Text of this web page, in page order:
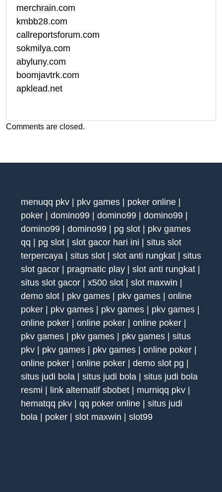
merchrain.com
kmbb28.com
callreportsforum.com
sokmilya.com
abyluny.com
boomjavtrk.com
apklead.net
Comments are closed.
menuqq pkv pkv games poker online
poker
domino99 domino99 domino99
domino99
domino99 pg slot
pkv games
qq
pg slot slot gacor hari ini
situs slot
terpercaya
situs slot slot anti rungkat
situs
slot gacor
pragmatic play slot anti rungkat
situs slot gacor
x500 slot slot maxwin
demo slot
pkv games pkv games
online
poker
pkv games pkv games pkv games
online poker
online poker online poker
pkv games
pkv games pkv games
situs
pkv
pkv games pkv games online poker
online poker
online poker demo slot pg
situs judi bola
situs judi bola
situs judi bola
resmi
link alternatif sbobet murniqq pkv
hematqq pkv
qq poker online
situs judi
bola
poker slot maxwin slot99